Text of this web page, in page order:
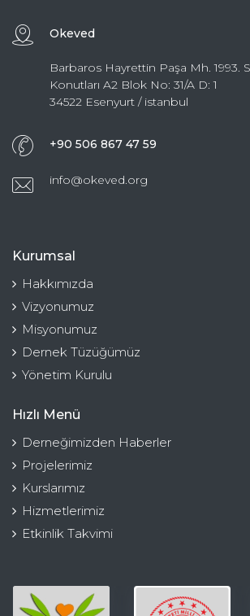
Okeved
Barbaros Hayrettin Paşa Mh. 1993.
Konutları A2 Blok No: 31/A D: 1
34522 Esenyurt / istanbul
+90 506 867 47 59
info@okeved.org
Kurumsal
Hakkımızda
Vizyonumuz
Misyonumuz
Dernek Tüzüğümüz
Yönetim Kurulu
Hızlı Menü
Derneğimizden Haberler
Projelerimiz
Kurslarımız
Hizmetlerimiz
Etkinlik Takvimi